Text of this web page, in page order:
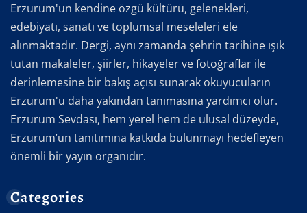
Erzurum'un kendine özgü kültürü, gelenekleri,
edebiyatı, sanatı ve toplumsal meseleleri ele
alınmaktadır. Dergi, aynı zamanda şehrin tarihine ışık
tutan makaleler, şiirler, hikayeler ve fotoğraflar ile
derinlemesine bir bakış açısı sunarak okuyucuların
Erzurum'u daha yakından tanımasına yardımcı olur.
Erzurum Sevdası, hem yerel hem de ulusal düzeyde,
Erzurum’un tanıtımına katkıda bulunmayı hedefleyen
önemli bir yayın organıdır.
Categories